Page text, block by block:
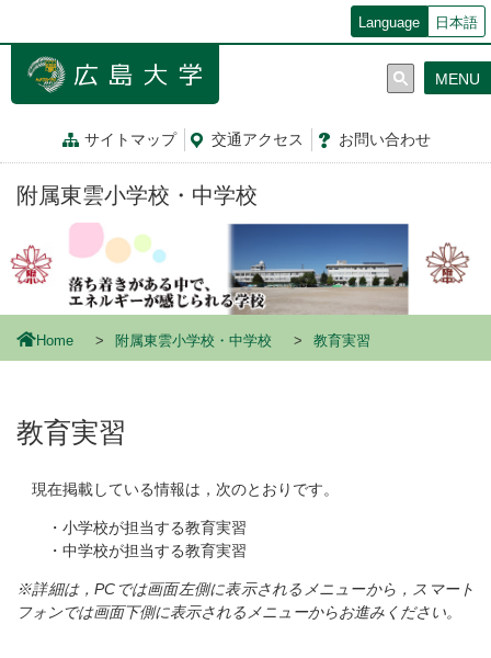
ン
Language 日本語
サイトマップ 交通アクセス お問い合わせ
MENU
附属東雲小学校・中学校
Home 附属東雲小学校・中学校 教育実習
教育実習
現在掲載している情報は，次のとおりです。
・小学校が担当する教育実習
・中学校が担当する教育実習
※詳細は，PCでは画面左側に表示されるメニューから，スマート
フォンでは画面下側に表示されるメニューからお進みください。